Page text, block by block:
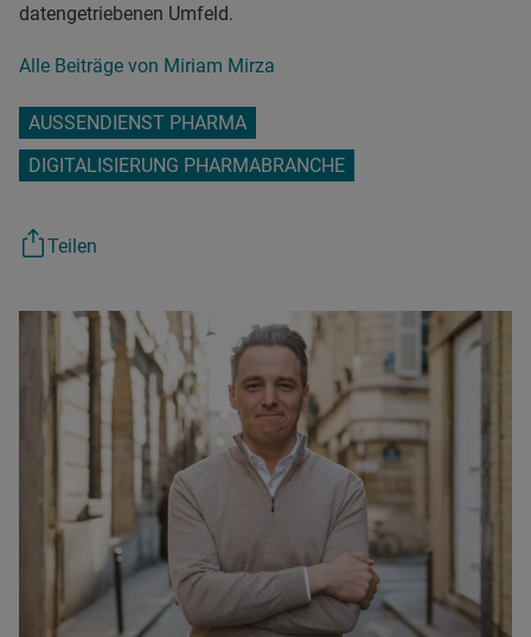
datengetriebenen Umfeld.
Alle Beiträge von Miriam Mirza
AUSSENDIENST PHARMA
DIGITALISIERUNG PHARMABRANCHE
Teilen